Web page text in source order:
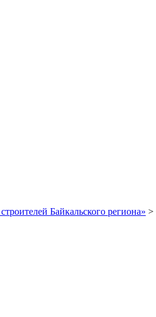
Байкальского региона» >